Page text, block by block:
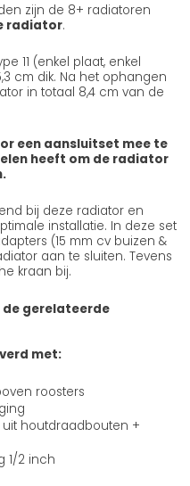
zijn de 8+ radiatoren
radiator.
11 (enkel plaat, enkel
cm dik. Na het ophangen
in totaal 8,4 cm van de
een aansluitset mee te
heeft om de radiator
bij deze radiator en
installatie. In deze set
(15 mm cv buizen &
aan te sluiten. Tevens
kraan bij.
de gerelateerde
met:
roosters
houtdraadbouten +
1/2 inch